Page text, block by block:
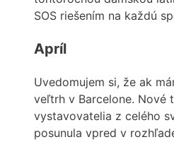
SOS riešením na každú
Apríl
Uvedomujem si, že ak
veľtrh v Barcelone. Nové
vystavovatelia z celého
posunula vpred v